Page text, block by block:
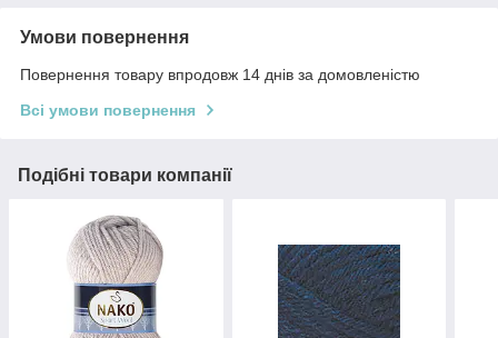
Умови повернення
Повернення товару впродовж 14 днів за домовленістю
Всі умови повернення
Подібні товари компанії